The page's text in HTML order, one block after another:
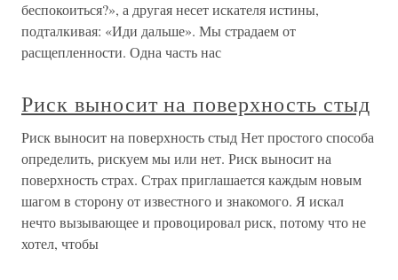
беспокоиться?», а другая несет искателя истины,
подталкивая: «Иди дальше». Мы страдаем от
расщепленности. Одна часть нас
Риск выносит на поверхность стыд
Риск выносит на поверхность стыд Нет простого способа
определить, рискуем мы или нет. Риск выносит на
поверхность страх. Страх приглашается каждым новым
шагом в сторону от известного и знакомого. Я искал
нечто вызывающее и провоцировал риск, потому что не
хотел, чтобы